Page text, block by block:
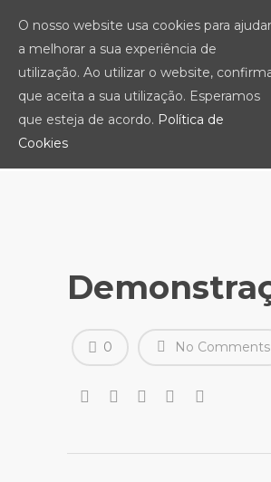
No Comments
0
O nosso website usa cookies para ajudar
a melhorar a sua experiência de
utilização. Ao utilizar o website,
que aceita a sua utilização. Esperamos
que esteja de acordo. Política de
Cookies